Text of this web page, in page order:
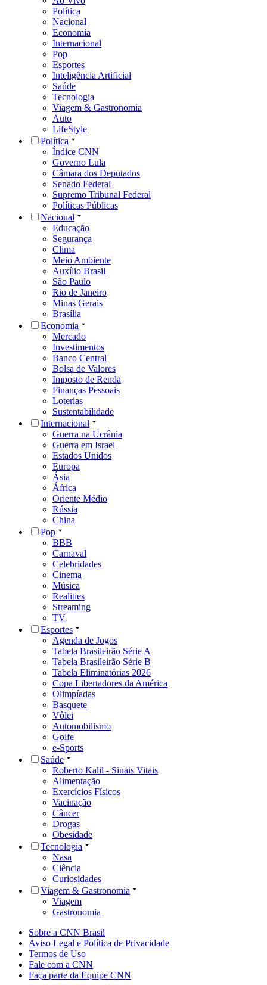
Nacional
Educação
Segurança
Clima
Meio Ambiente
Auxílio Brasil
São Paulo
Rio de Janeiro
Minas Gerais
Brasília
Economia
Mercado
Investimentos
Banco Central
Bolsa de Valores
Imposto de Renda
Finanças Pessoais
Loterias
Sustentabilidade
Internacional
Guerra na Ucrânia
Guerra em Israel
Estados Unidos
Europa
Ásia
África
Oriente Médio
Rússia
China
Pop
BBB
Carnaval
Celebridades
Cinema
Música
Realities
Streaming
TV
Esportes
Agenda de Jogos
Tabela Brasileirão Série A
Tabela Brasileirão Série B
Tabela Eliminatórias 2026
Copa Libertadores da América
Olimpíadas
Basquete
Vôlei
Automobilismo
Golfe
e-Sports
Saúde
Roberto Kalil - Sinais Vitais
Alimentação
Exercícios Físicos
Vacinação
Câncer
Drogas
Obesidade
Tecnologia
Nasa
Ciência
Curiosidades
Viagem & Gastronomia
Viagem
Gastronomia
Sobre a CNN Brasil
Aviso Legal e Política de Privacidade
Termos de Uso
Fale com a CNN
Faça parte da Equipe CNN
© Cable News Network Brasil. Uma empresa NOVUS MÍDIA.
Todos os direitos reservados.